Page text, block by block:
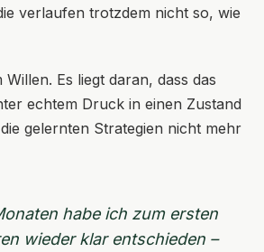
verlaufen trotzdem nicht so, wie
Willen. Es liegt daran, dass das
echtem Druck in einen Zustand
gelernten Strategien nicht mehr
habe ich zum ersten
wieder klar entschieden –